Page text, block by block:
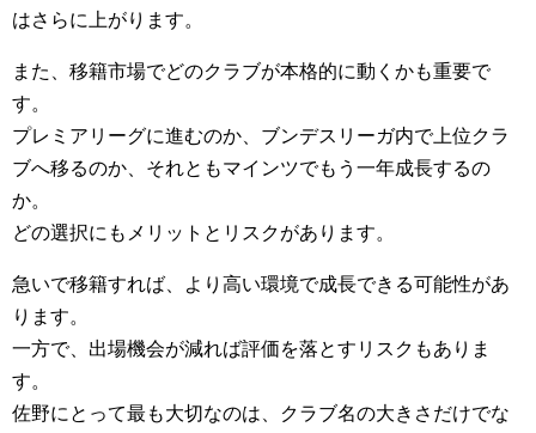
はさらに上がります。
また、移籍市場でどのクラブが本格的に動くかも重要で
す。
プレミアリーグに進むのか、ブンデスリーガ内で上位クラ
ブへ移るのか、それともマインツでもう一年成長するの
か。
どの選択にもメリットとリスクがあります。
急いで移籍すれば、より高い環境で成長できる可能性があ
ります。
一方で、出場機会が減れば評価を落とすリスクもありま
す。
佐野にとって最も大切なのは、クラブ名の大きさだけでな